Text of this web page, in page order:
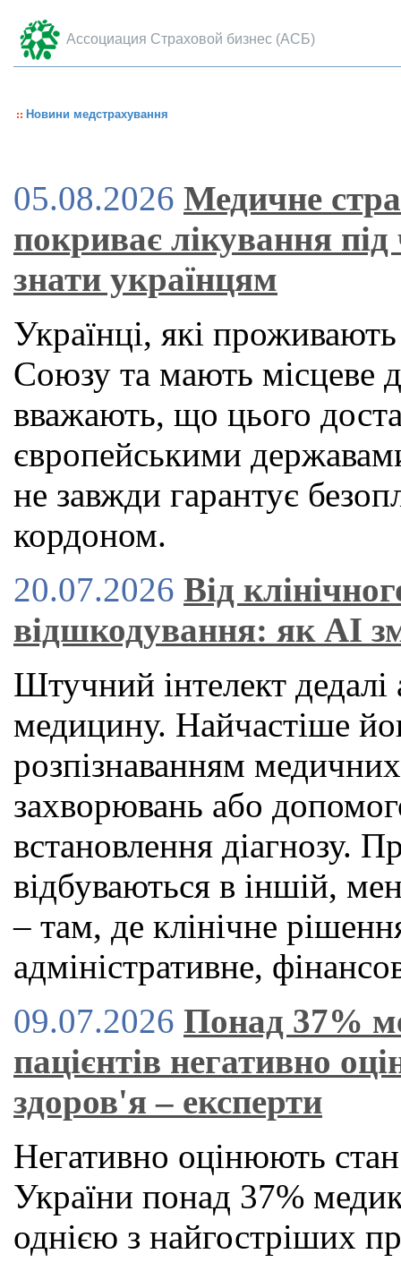
Ассоциация Страховой бизнес (АСБ)
Новини медстрахування
05.08.2026 Медичне
покриває лікування
знати українцям
Українці, які
Союзу та мають місцеве
вважають, що цього
європейськими
не завжди гарантує
кордоном.
20.07.2026 Від
відшкодування: як AI
Штучний інтелект
медицину. Найчастіше
розпізнаванням
захворювань або
встановлення діагнозу.
відбуваються в іншій,
– там, де клінічне
адміністративне,
09.07.2026 Понад 37%
пацієнтів негативно
здоров'я – експерти
Негативно оцінюють
України понад 37%
однією з найгостріших